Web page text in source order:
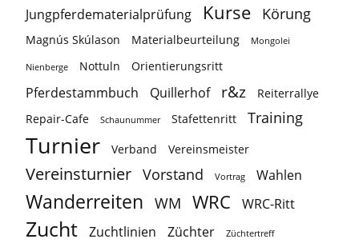
Jungpferdematerialprüfung Kurse Körung
Magnús Skúlason Materialbeurteilung Mongolei
Nienberge Nottuln Orientierungsritt
Pferdestammbuch Quillerhof r&z
Reiterrallye
Repair-Cafe
Schaunummer Stafettenritt Training
Turnier Verband Vereinsmeister
Vereinsturnier Vorstand Vortrag Wahlen
Wanderreiten WM WRC WRC-Ritt
Zucht Zuchtlinien Züchter Züchtertreff